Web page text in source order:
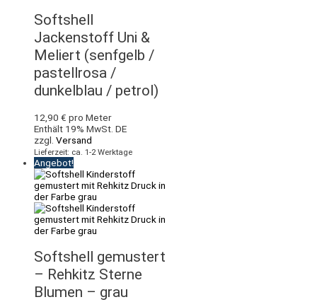
Softshell
Jackenstoff Uni &
Meliert (senfgelb /
pastellrosa /
dunkelblau / petrol)
12,90 € pro Meter
Enthält 19% MwSt. DE
zzgl. Versand
Lieferzeit: ca. 1-2 Werktage
Angebot!
Softshell gemustert
– Rehkitz Sterne
Blumen – grau